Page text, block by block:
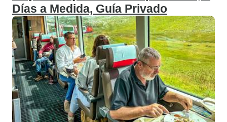
Días a Medida, Guía Privado